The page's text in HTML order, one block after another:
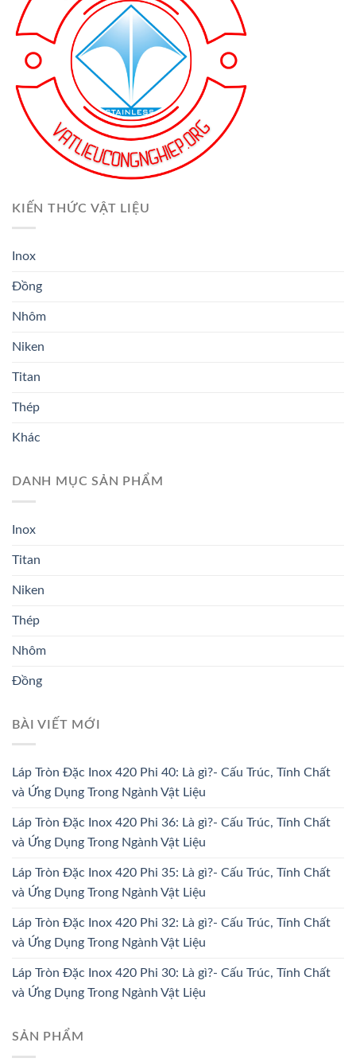
KIẾN THỨC VẬT LIỆU
Inox
Đồng
Nhôm
Niken
Titan
Thép
Khác
DANH MỤC SẢN PHẨM
Inox
Titan
Niken
Thép
Nhôm
Đồng
BÀI VIẾT MỚI
Láp Tròn Đặc Inox 420 Phi 40: Là gì?- Cấu Trúc, Tính Chất
và Ứng Dụng Trong Ngành Vật Liệu
Láp Tròn Đặc Inox 420 Phi 36: Là gì?- Cấu Trúc, Tính Chất
và Ứng Dụng Trong Ngành Vật Liệu
Láp Tròn Đặc Inox 420 Phi 35: Là gì?- Cấu Trúc, Tính Chất
và Ứng Dụng Trong Ngành Vật Liệu
Láp Tròn Đặc Inox 420 Phi 32: Là gì?- Cấu Trúc, Tính Chất
và Ứng Dụng Trong Ngành Vật Liệu
Láp Tròn Đặc Inox 420 Phi 30: Là gì?- Cấu Trúc, Tính Chất
và Ứng Dụng Trong Ngành Vật Liệu
SẢN PHẨM